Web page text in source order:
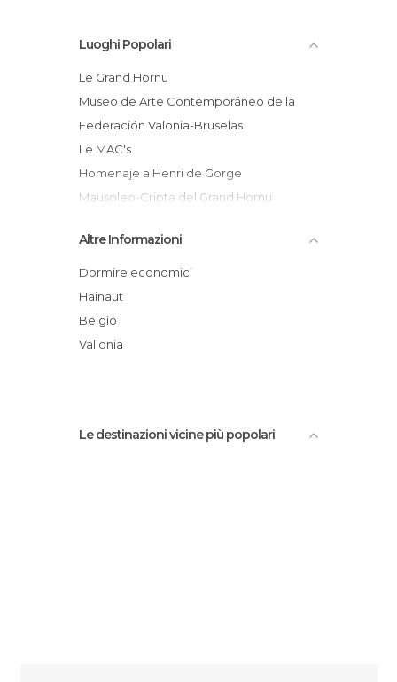
Luoghi Popolari
Le Grand Hornu
Museo de Arte Contemporáneo de la
Federación Valonia-Bruselas
Le MAC's
Homenaje a Henri de Gorge
Mausoleo-Cripta del Grand Hornu
Boussu
Altre Informazioni
Dormire economici
Hainaut
Belgio
Vallonia
Le destinazioni vicine più popolari